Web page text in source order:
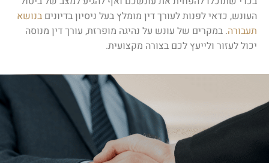
העונש, כדאי לפנות לעורך דין מומלץ בעל ניסיון בדיונים בנושא
תעבורה. במקרים של עונש על נהיגה מופרזת, עורך דין מנוסה
יכול לעזור ולייעץ לכם בצורה מקצועית.